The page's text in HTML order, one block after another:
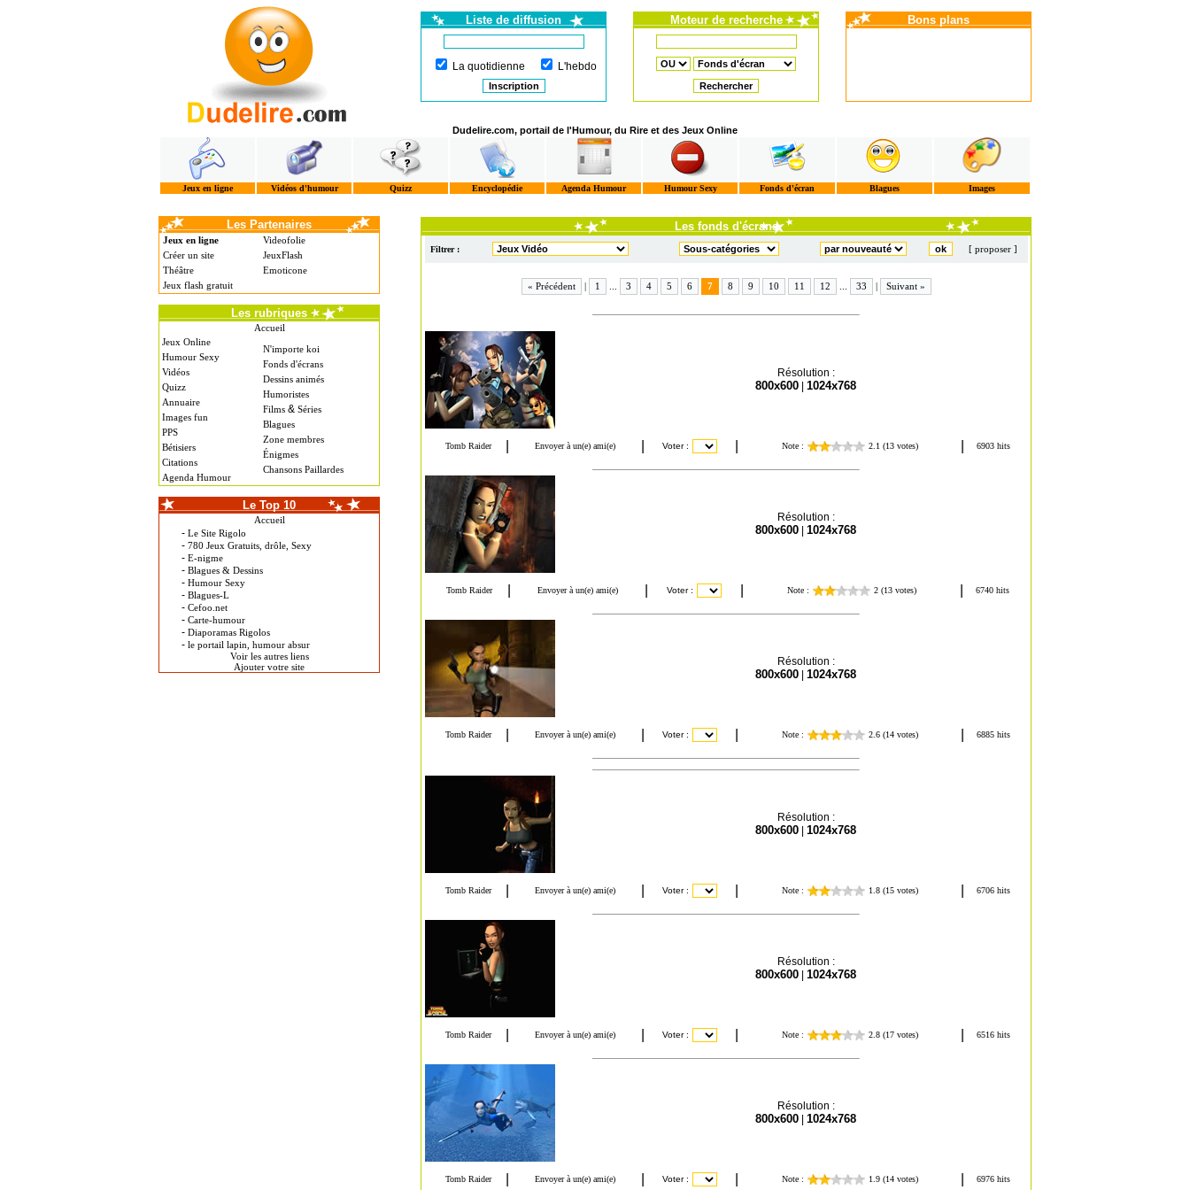
Liste de diffusion
La quotidienne L'hebdo
Moteur de recherche Bons plans
Dudelire.com, portail de l'Humour, du Rire et des Jeux Online
Jeux en ligne Vidéos d'humour Quizz Encyclopédie Agenda Humour Humour Sexy Fonds d'écran Blagues Images
Les Partenaires
Jeux en ligne
Créer un site
Théâtre
Jeux flash gratuit
Videofolie
JeuxFlash
Emoticone
Les rubriques
Accueil
Jeux Online
Humour Sexy
Vidéos
Quizz
Annuaire
Images fun
PPS
Bétisiers
Citations
Agenda Humour
N'importe koi
Fonds d'écrans
Dessins animés
Humoristes
Films & Séries
Blagues
Zone membres
Énigmes
Chansons Paillardes
Le Top 10
Accueil
- Le Site Rigolo
- 780 Jeux Gratuits, drôle, Sexy
- E-nigme
- Blagues & Dessins
- Humour Sexy
- Blagues-L
- Cefoo.net
- Carte-humour
- Diaporamas Rigolos
- le portail lapin, humour absur
Voir les autres liens
Ajouter votre site
Les fonds d'écrans
Filtrer : [ proposer ]
« Précédent | 1 3 4 5 6 7 8 9 10 11 12 33 | Suivant »
Résolution :
800x600 1024x768
Résolution :
800x600 1024x768
Résolution :
800x600 1024x768
Résolution :
800x600 1024x768
Résolution :
800x600 1024x768
Résolution :
800x600 1024x768